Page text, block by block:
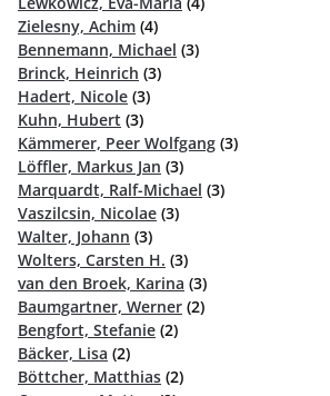
Zielesny, Achim (4)
Bennemann, Michael (3)
Brinck, Heinrich (3)
Hadert, Nicole (3)
Kuhn, Hubert (3)
Kämmerer, Peer Wolfgang (3)
Löffler, Markus Jan (3)
Marquardt, Ralf-Michael (3)
Vaszilcsin, Nicolae (3)
Walter, Johann (3)
Wolters, Carsten H. (3)
van den Broek, Karina (3)
Baumgartner, Werner (2)
Bengfort, Stefanie (2)
Bäcker, Lisa (2)
Böttcher, Matthias (2)